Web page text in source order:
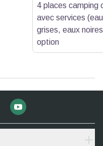
4 places camping
avec services
grises, eaux
option